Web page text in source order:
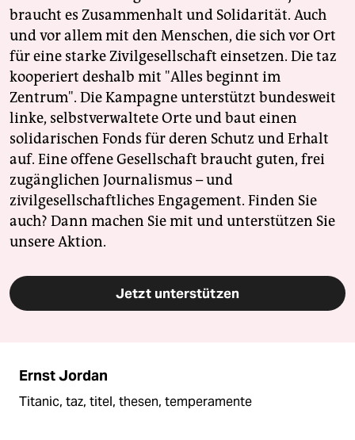
braucht es Zusammenhalt und Solidarität. Auch
und vor allem mit den Menschen, die sich vor Ort
für eine starke Zivilgesellschaft einsetzen. Die taz
kooperiert deshalb mit "Alles beginnt im
Zentrum". Die Kampagne unterstützt bundesweit
linke, selbstverwaltete Orte und baut einen
solidarischen Fonds für deren Schutz und Erhalt
auf. Eine offene Gesellschaft braucht guten, frei
zugänglichen Journalismus – und
zivilgesellschaftliches Engagement. Finden Sie
auch? Dann machen Sie mit und unterstützen Sie
unsere Aktion.
Jetzt unterstützen
Ernst Jordan
Titanic, taz, titel, thesen, temperamente